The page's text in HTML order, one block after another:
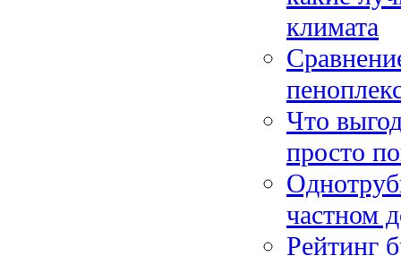
климата
Что
просто
частном
Рейтинг